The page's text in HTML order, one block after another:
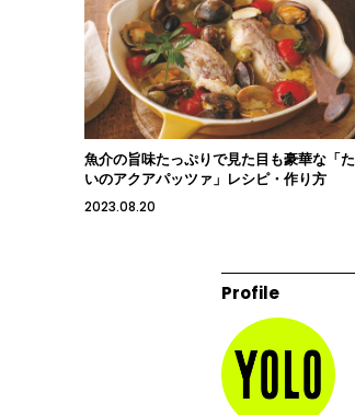
魚介の旨味たっぷりで見た目も豪華な「た
いのアクアパッツァ」レシピ・作り方
2023.08.20
Profile